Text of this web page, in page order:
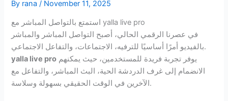
By rana/ November 11, 2025
استمتع بالتواصل المباشر مع yalla live pro
في عصرنا الرقمي الحالي، أصبح التواصل المباشر والمباشر
بالفيديو أمرًا أساسيًا للترفيه، الاجتماعات، والتفاعل الاجتماعي.
yalla live pro
الانضمام إلى غرف الدردشة الحية، البث المباشر، والتفاعل مع
الآخرين في الوقت الحقيقي بسهولة وسلاسة.